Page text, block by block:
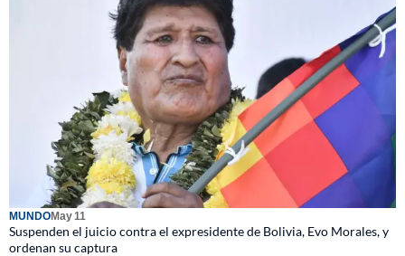
MUNDOMay 11
Suspenden el juicio contra el expresidente de Bolivia, Evo Morales, y
ordenan su captura